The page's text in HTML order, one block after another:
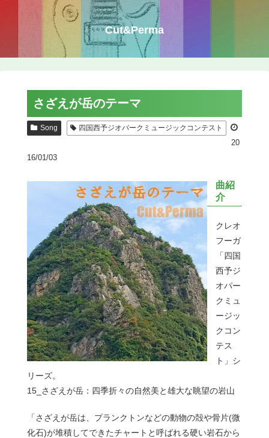
Cut&Perma
さざえが岳のテーマ
Song 四国西予ジオパークミュージックコンテスト
20
16/01/03
曲紹
介
クレオ
フーガ
「四国
西予ジ
オパー
クミュ
ージッ
クコン
テス
ト」シ
リーズ。
15_さざえが岳：四季折々の自然美と雄大な眺望の岩山
「さざえが岳は、プランクトンなどの動物の殻や骨片(微
化石)が堆積してできたチャートと呼ばれる硬い岩石から